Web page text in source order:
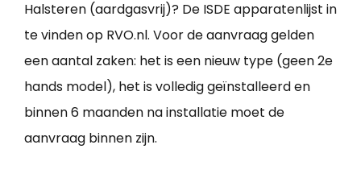
Halsteren (aardgasvrij)? De ISDE apparatenlijst in
te vinden op RVO.nl. Voor de aanvraag gelden
een aantal zaken: het is een nieuw type (geen 2e
hands model), het is volledig geïnstalleerd en
binnen 6 maanden na installatie moet de
aanvraag binnen zijn.